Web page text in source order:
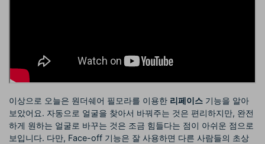
이상으로 오늘은 원더쉐어 필모라를 이용한 리페이스 기능을 알아
보았어요. 자동으로 얼굴을 찾아서 바꿔주는 것은 편리하지만, 완전
하게 원하는 얼굴로 바꾸는 것은 조금 힘들다는 점이 아쉬운 점으로
보입니다. 다만, Face-off 기능은 잘 사용하면 다른 사람들의 초상